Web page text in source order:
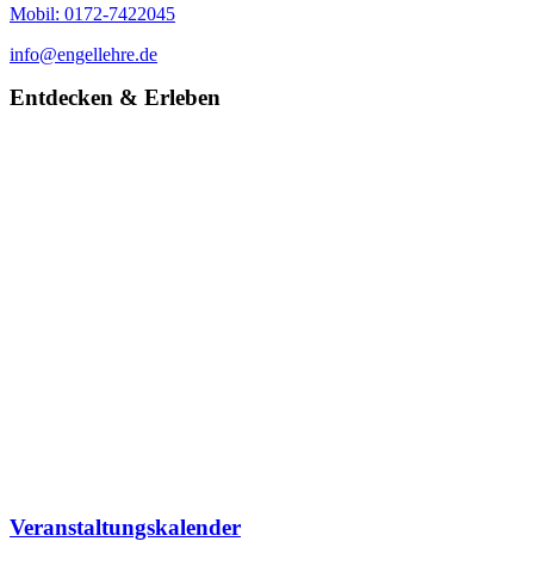
Mobil: 0172-7422045
info@engellehre.de
Entdecken & Erleben
Veranstaltungskalender